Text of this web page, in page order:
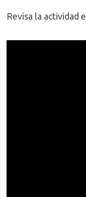
Revisa la actividad